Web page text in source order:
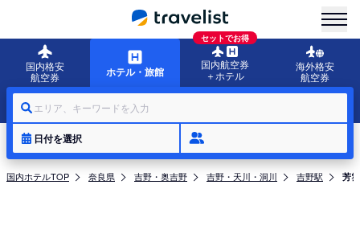
国内格安
航空券
ホテル・旅館
セットでお得
国内航空券
＋ホテル
海外格安
航空券
エリア、キーワードを入力
日付を選択
国内ホテルTOP 奈良県 吉野・奥吉野 吉野・天川・洞川 吉野駅 芳